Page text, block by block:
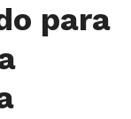
para